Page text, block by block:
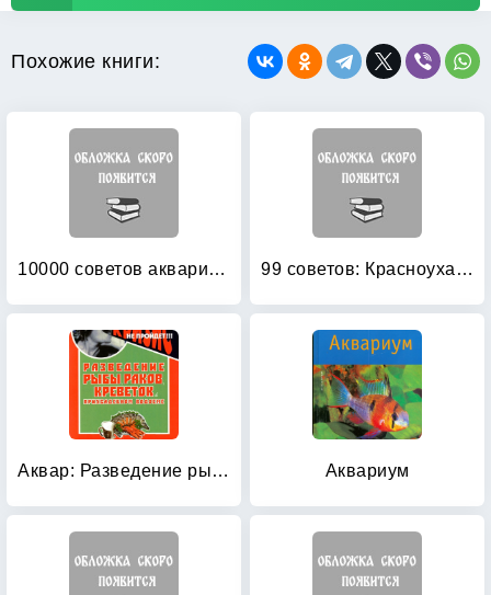
Похожие книги:
10000 советов аквариумисту 99 советов: Красноухая черепаха
Аквар: Разведение рыбы, раков, креветок Аквариум